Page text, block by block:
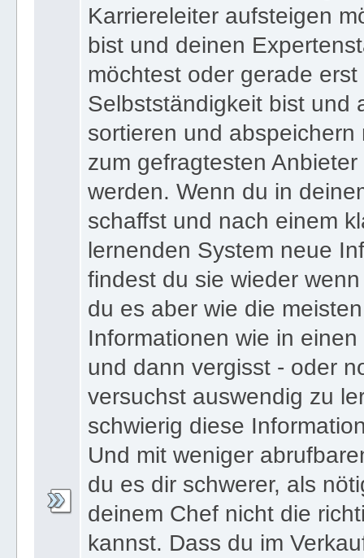
Karriereleiter aufsteigen
bist und deinen
möchtest oder gerade
Selbstständigkeit bist und
sortieren und
zum gefragtesten
werden. Wenn du in
schaffst und nach einem
lernenden System neue
findest du sie wieder
du es aber wie die
Informationen wie in
und dann vergisst - oder
versuchst auswendig zu
schwierig diese
Und mit weniger
du es dir schwerer, als
deinem Chef nicht die
kannst. Dass du im